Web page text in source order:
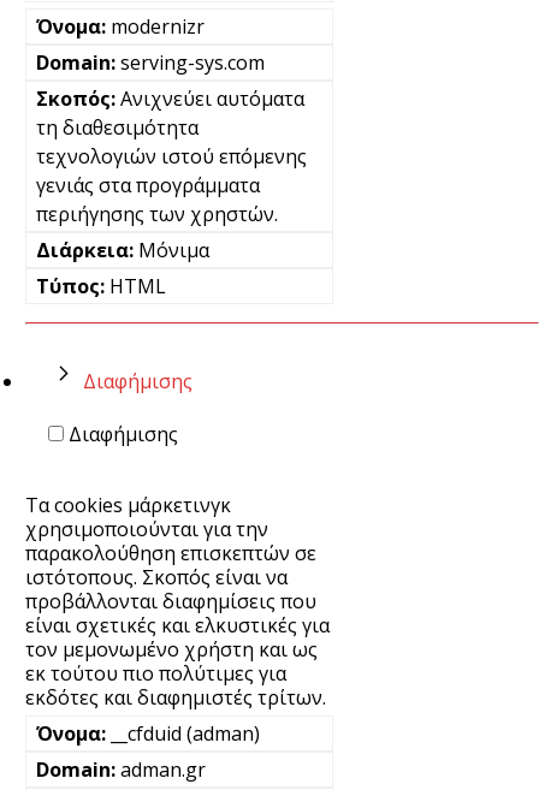
modernizr
serving-sys.com
Ανιχνεύει αυτόματα
τη διαθεσιμότητα
τεχνολογιών ιστού επόμενης
γενιάς στα προγράμματα
περιήγησης των χρηστών.
Μόνιμα
HTML
Διαφήμισης
Διαφήμισης
Τα cookies μάρκετινγκ
χρησιμοποιούνται για την
παρακολούθηση επισκεπτών σε
ιστότοπους. Σκοπός είναι να
προβάλλονται διαφημίσεις που
είναι σχετικές και ελκυστικές για
τον μεμονωμένο χρήστη και ως
εκ τούτου πιο πολύτιμες για
εκδότες και διαφημιστές τρίτων.
__cfduid (adman)
adman.gr